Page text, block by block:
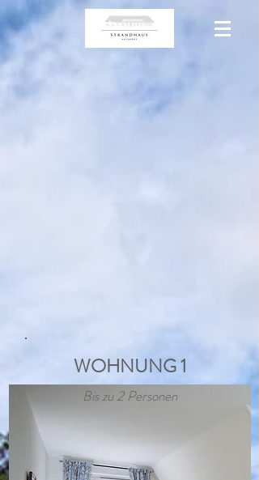
WOHNUNG 1
Bis zu 2 Personen